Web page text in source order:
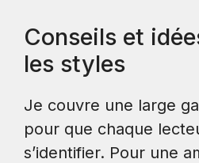
Conseils et
les styles
Je couvre une large
pour que chaque
s’identifier. Pour une